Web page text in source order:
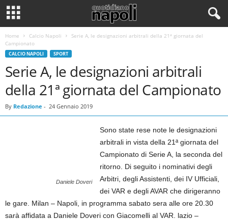
Home Calcio Napoli
Serie A, le designazioni arbitrali della 21ª giornata del
Campionato
CALCIO NAPOLI SPORT
Serie A, le designazioni arbitrali
della 21ª giornata del Campionato
By Redazione - 24 Gennaio 2019
Daniele Doveri
Sono state rese note le designazioni
arbitrali in vista della 21ª giornata del
Campionato di Serie A, la seconda del
ritorno. Di seguito i nominativi degli
Arbitri, degli Assistenti, dei IV Ufficiali,
dei VAR e degli AVAR che dirigeranno
le gare. Milan – Napoli, in programma sabato sera alle ore 20.30
sarà affidata a Daniele Doveri con Giacomelli al VAR. lazio –